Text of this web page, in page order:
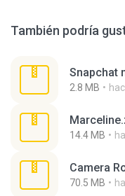
También podría
Snapchat
2.8 MB
14.4 MB
Camera
70.5 MB